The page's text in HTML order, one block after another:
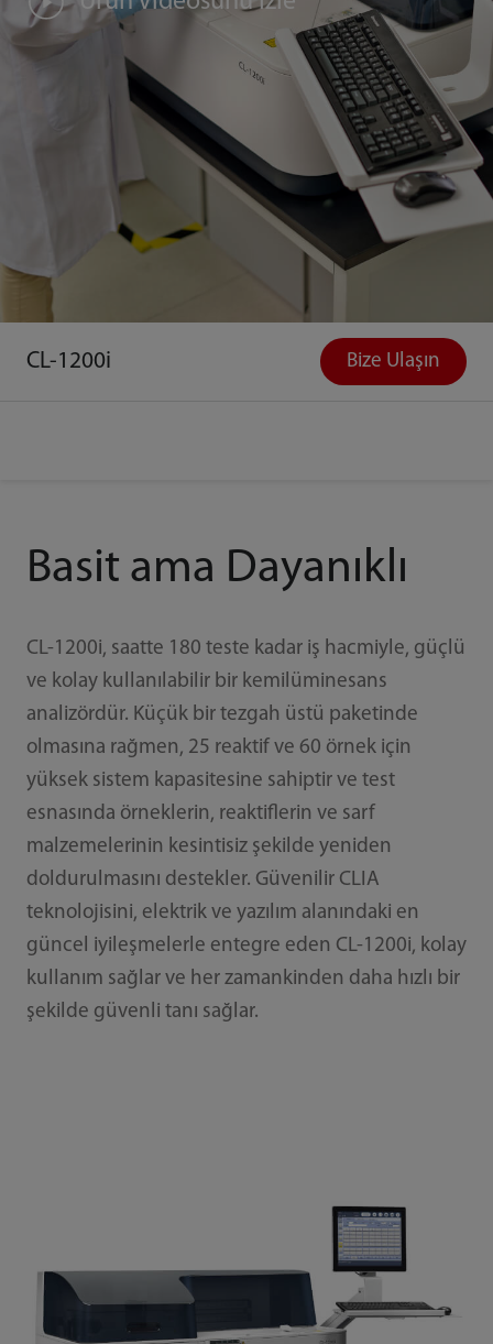
CL-1200i Bize Ulaşın
Basit ama Dayanıklı
CL-1200i, saatte 180 teste kadar iş hacmiyle, güçlü
ve kolay kullanılabilir bir kemilüminesans
analizördür. Küçük bir tezgah üstü paketinde
olmasına rağmen, 25 reaktif ve 60 örnek için
yüksek sistem kapasitesine sahiptir ve test
esnasında örneklerin, reaktiflerin ve sarf
malzemelerinin kesintisiz şekilde yeniden
doldurulmasını destekler. Güvenilir CLIA
teknolojisini, elektrik ve yazılım alanındaki en
güncel iyileşmelerle entegre eden CL-1200i, kolay
kullanım sağlar ve her zamankinden daha hızlı bir
şekilde güvenli tanı sağlar.